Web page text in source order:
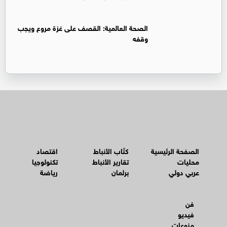
الصحة العالمية: القصف على غزة مروع ويجب
وقفه
الصفحة الرئيسية
محليات
عربي دولي
كتّاب الأنباط
تقارير الأنباط
برلمان
اقتصاد
تكنولوجيا
رياضة
فن
فيديو
منوعات